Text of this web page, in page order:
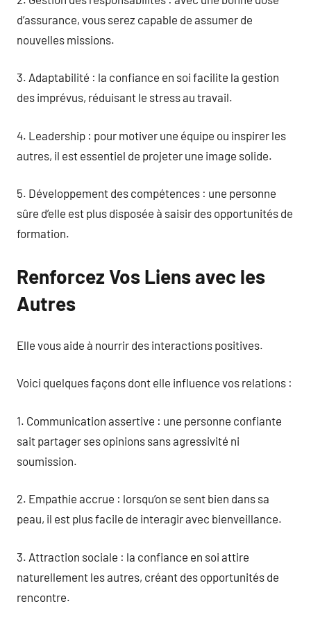
d’assurance, vous serez capable de assumer de
nouvelles missions.
3. Adaptabilité : la confiance en soi facilite la gestion
des imprévus, réduisant le stress au travail.
4. Leadership : pour motiver une équipe ou inspirer les
autres, il est essentiel de projeter une image solide.
5. Développement des compétences : une personne
sûre d’elle est plus disposée à saisir des opportunités de
formation.
Renforcez Vos Liens avec les
Autres
Elle vous aide à nourrir des interactions positives.
Voici quelques façons dont elle influence vos relations :
1. Communication assertive : une personne confiante
sait partager ses opinions sans agressivité ni
soumission.
2. Empathie accrue : lorsqu’on se sent bien dans sa
peau, il est plus facile de interagir avec bienveillance.
3. Attraction sociale : la confiance en soi attire
naturellement les autres, créant des opportunités de
rencontre.